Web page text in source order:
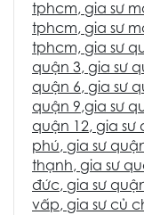
tphcm, gia sư
tphcm, gia sư
tphcm, gia sư
quận 3, gia sư
quận 6, gia sư
quận 9,gia sư
quận 12, gia sư
phú, gia sư
thạnh, gia sư
đức, gia sư
vấp, gia sư củ